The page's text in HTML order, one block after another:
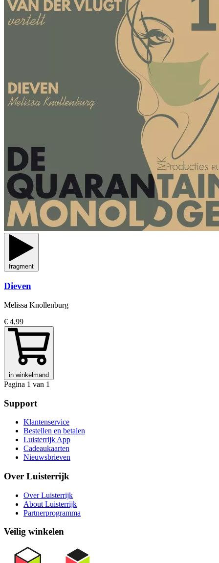
fragment
Dieven
Melissa Knollenburg
€ 4,99
in winkelmand
Pagina 1 van 1
Support
Klantenservice
Bestellen en betalen
Luisterrijk App
Cadeaukaarten
Nieuwsbrieven
Over Luisterrijk
Over Luisterrijk
About Luisterrijk
Partnerprogramma
Veilig winkelen